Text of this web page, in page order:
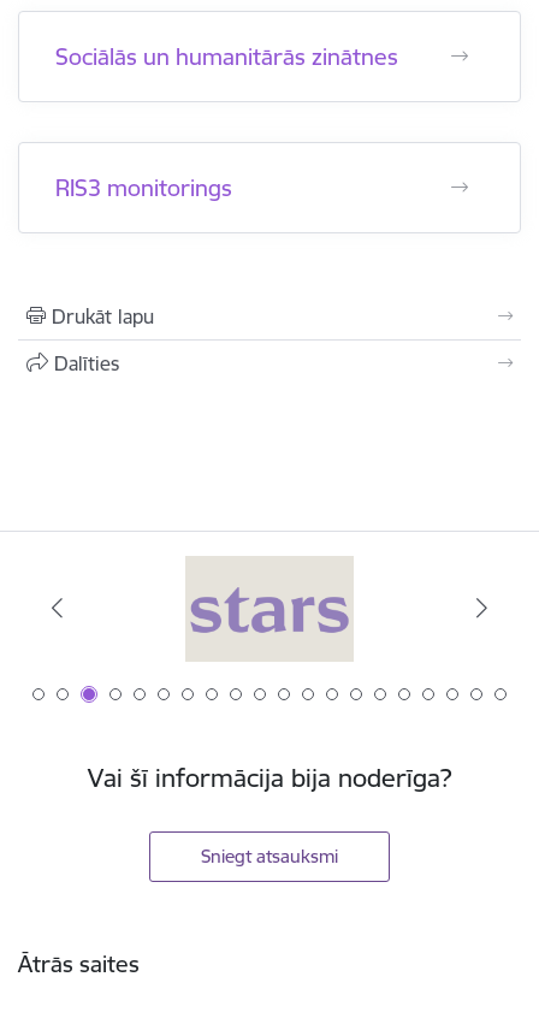
Sociālās un humanitārās zinātnes
RIS3 monitorings
Drukāt lapu
Dalīties
Vai šī informācija bija noderīga?
Sniegt atsauksmi
Ātrās saites